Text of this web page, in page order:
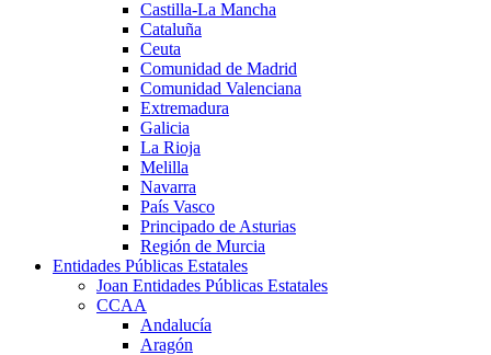
Castilla-La Mancha
Cataluña
Ceuta
Comunidad de Madrid
Comunidad Valenciana
Extremadura
Galicia
La Rioja
Melilla
Navarra
País Vasco
Principado de Asturias
Región de Murcia
Entidades Públicas Estatales
Joan Entidades Públicas Estatales
CCAA
Andalucía
Aragón